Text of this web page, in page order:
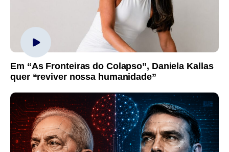
Em “As Fronteiras do Colapso”, Daniela Kallas
quer “reviver nossa humanidade”